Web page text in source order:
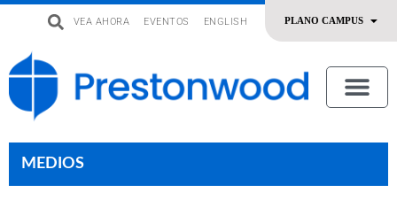
VEA AHORA EVENTOS ENGLISH
MEDIOS